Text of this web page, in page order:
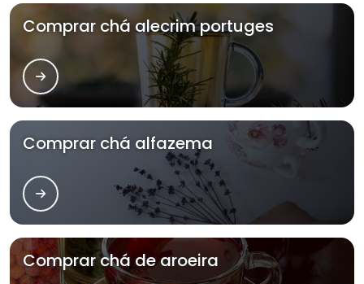
Comprar chá alecrim portuges
Comprar chá alfazema
Comprar chá de aroeira